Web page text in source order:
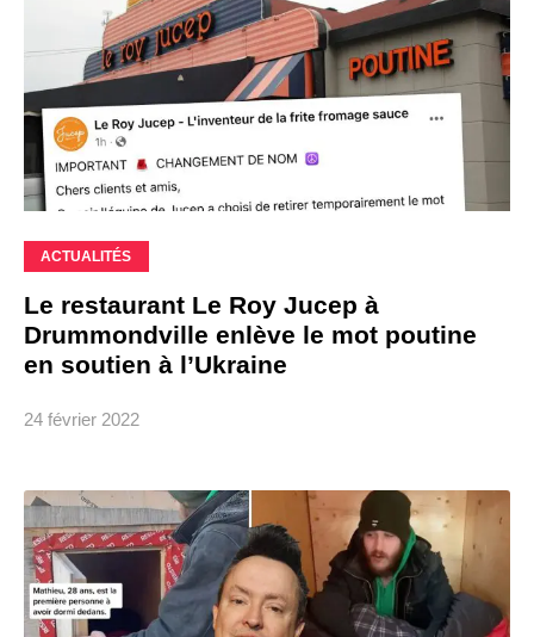
ACTUALITÉS
Le restaurant Le Roy Jucep à
Drummondville enlève le mot poutine
en soutien à l’Ukraine
24 février 2022